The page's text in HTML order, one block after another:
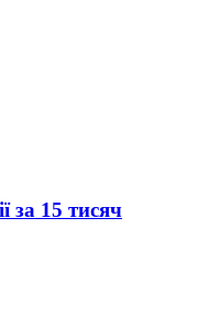
за 15 тисяч